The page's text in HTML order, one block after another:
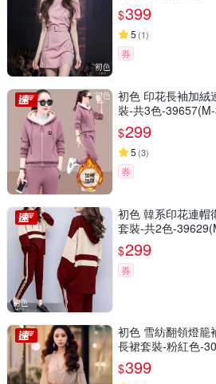
$399
5 (1)
券
初色 印花長袖加絨
裝-共3色-
$299
5 (3)
券
初色 韓系印花連帽
套裝-共2色-
$299
券
初色 雪紡翻領燈籠
長裙套裝-粉紅色-
$399